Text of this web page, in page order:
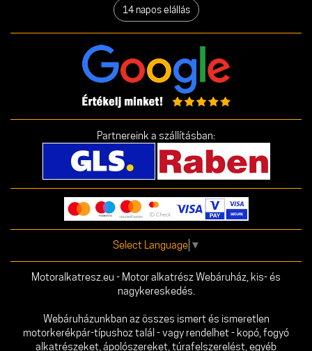
14 napos elállás
Partnereink a szállításban:
Select Language ▼
Motoralkatresz.eu - Motor alkatrész Webáruház, kis- és
nagykereskedés.
Webáruházunkban az összes ismert és ismeretlen
motorkerékpár-típushoz talál - vagy rendelhet - kopó, fogyó
alkatrészeket, ápolószereket, túrafelszerelést, egyéb